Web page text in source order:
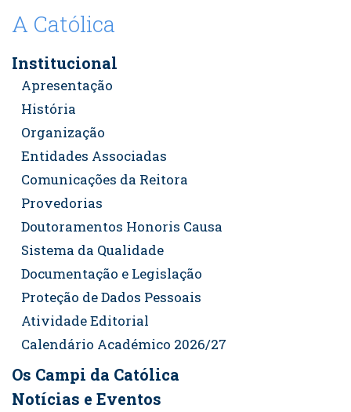
A Católica
Institucional
Apresentação
História
Organização
Entidades Associadas
Comunicações da Reitora
Provedorias
Doutoramentos Honoris Causa
Sistema da Qualidade
Documentação e Legislação
Proteção de Dados Pessoais
Atividade Editorial
Calendário Académico 2026/27
Os Campi da Católica
Notícias e Eventos